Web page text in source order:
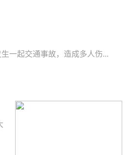
一起交通事故，造成多人伤...